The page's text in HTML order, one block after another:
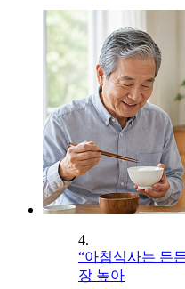
4.
“아침식사는 든
장 높아